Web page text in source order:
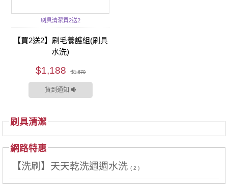
刷具清潔買2送2
【買2送2】刷毛養護組(刷具
水洗)
$1,188 $1,670
貨到通知
刷具清潔
網路特惠
【洗刷】天天乾洗週週水洗 ( 2 )